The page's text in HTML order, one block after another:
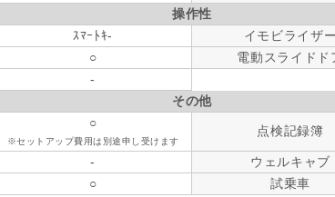
操作性
ｽﾏｰﾄｷ- イモビライザー
○ 電動スライドド
-
その他
○
※セットアップ費用は別途申し受けます
点検記録簿
- ウェルキャブ
○ 試乗車